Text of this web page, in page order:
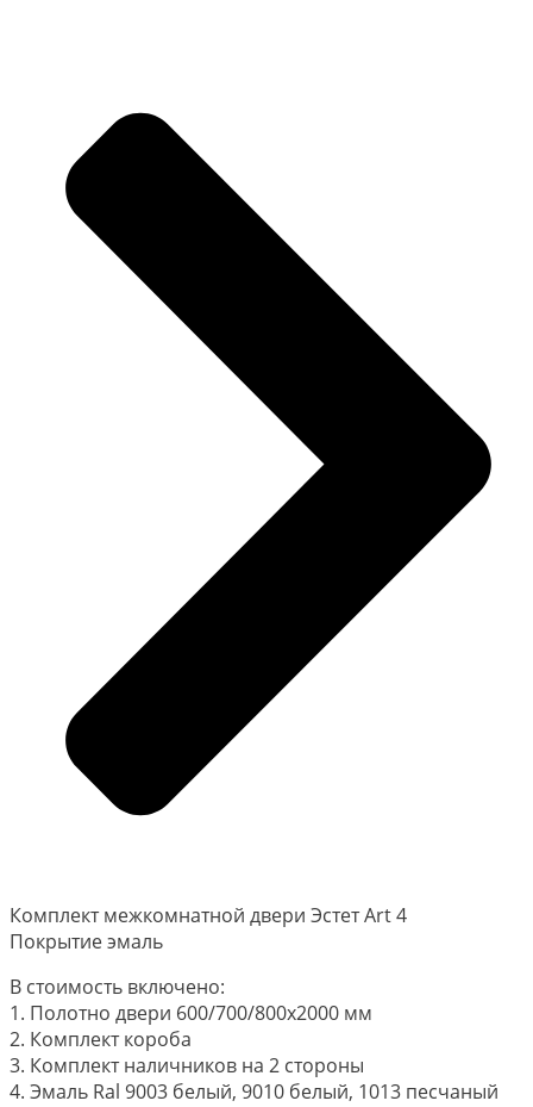
Комплект межкомнатной двери Эстет Art 4
Покрытие эмаль
В стоимость включено:
1. Полотно двери 600/700/800х2000 мм
2. Комплект короба
3. Комплект наличников на 2 стороны
4. Эмаль Ral 9003 белый, 9010 белый, 1013 песчаный